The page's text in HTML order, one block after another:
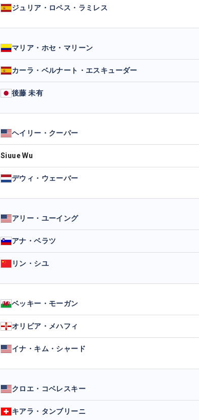
ジュリア・ロペス・ラミレス
マリア・ホセ・マリーン
カーラ・ベルナート・エスキューダー
後藤 未有
ヘイリー・クーパー
Siuue Wu
デウィ・ウェーバー
アリー・ユーイング
アナ・ベラツ
リン・シユ
ベッキー・モーガン
オリビア・メハフィ
イナ・キム・シャード
クロエ・コベレスキー
キアラ・タンブリーニ